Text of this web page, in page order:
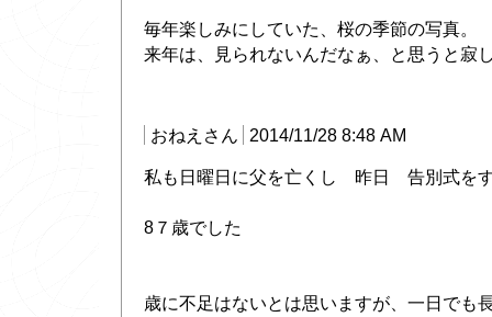
毎年楽しみにしていた、桜の季節の写真。
来年は、見られないんだなぁ、と思うと寂
おねえさん 2014/11/28 8:48 AM
私も日曜日に父を亡くし 昨日 告別式を
8７歳でした
歳に不足はないとは思いますが、一日でも